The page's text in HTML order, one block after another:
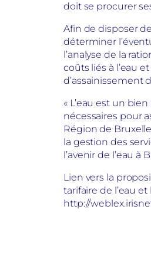
doit se procurer
Afin de disposer
déterminer
l’analyse de la
coûts liés à l’eau
d’assainissement
« L’eau est un
nécessaires pour
Région de
la gestion des
l’avenir de l’eau à
Lien vers la
tarifaire de l’eau
http://